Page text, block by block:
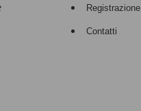
Registrazione
Contatti